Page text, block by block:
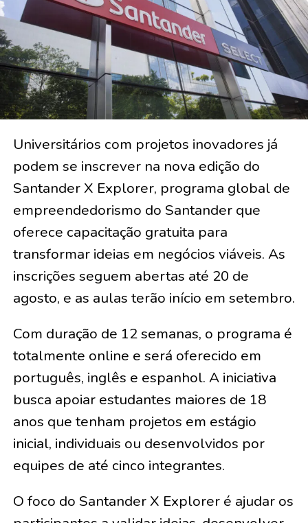
Universitários com projetos inovadores já
podem se inscrever na nova edição do
Santander X Explorer, programa global de
empreendedorismo do Santander que
oferece capacitação gratuita para
transformar ideias em negócios viáveis. As
inscrições seguem abertas até 20 de
agosto, e as aulas terão início em setembro.
Com duração de 12 semanas, o programa é
totalmente online e será oferecido em
português, inglês e espanhol. A iniciativa
busca apoiar estudantes maiores de 18
anos que tenham projetos em estágio
inicial, individuais ou desenvolvidos por
equipes de até cinco integrantes.
O foco do Santander X Explorer é ajudar os